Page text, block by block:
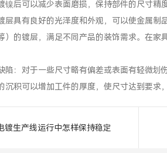
镍后可以减少表面磨损，保持部件的尺寸精
层具有良好的光泽度和外观，可以使金属
）的镀层，满足不同产品的装饰需求。在
陷：对于一些尺寸略有偏差或表面有轻微
沉积可以增加工件的厚度，使尺寸达到要求
镀生产线运行中怎样保持稳定